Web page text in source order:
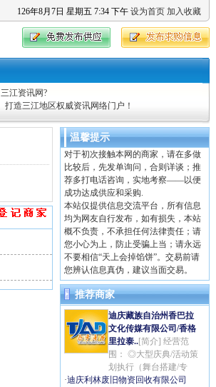
126年8月 7日 星期五 7:34 下午 设为首页 加入收藏
三江资讯网?
打造三江地区权威资讯网络门户！
温馨提示
对于初次接触本网的商家，请在多做
比较后，先发单询问，合则详谈；推
荐多打电话咨询，实地考察——以便
成功达成供应和采购.
本站仅提供信息交流平台，所有信息
均为网友自行发布，如有损失，本站
概不负责，不承担任何法律责任；请
您小心为上，防止受骗上当；请永远
不要相信“天上会掉馅饼”。交易前请
您辨认信息真伪，建议当面交易。
推荐商家
迪庆藏族自治州香巴拉
文化传媒有限公司/香格
里拉泰..[简介] 经营范
围： ◎大型庆典/活动策
划执行（舞台搭建/专
·迪庆利林废旧物资回收有限公司